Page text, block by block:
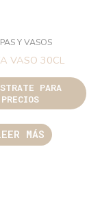
Y VASOS
VASO 30CL
PARA
PRECIOS
MÁS